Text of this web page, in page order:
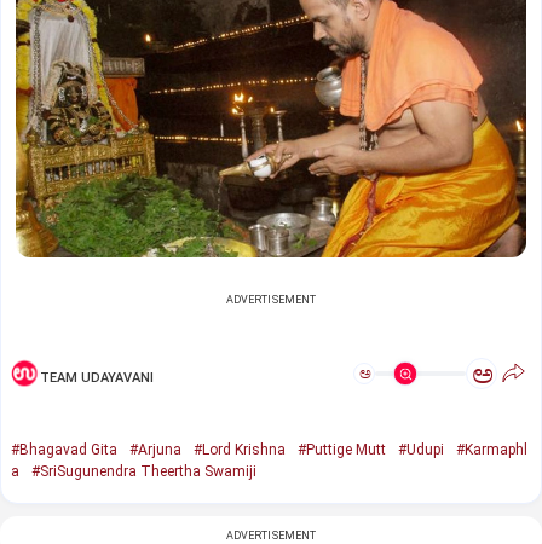
ADVERTISEMENT
TEAM UDAYAVANI ಅ ಅ
#Bhagavad Gita #Arjuna #Lord Krishna #Puttige Mutt #Udupi
#Karmaphl
a
#SriSugunendra Theertha Swamiji
ADVERTISEMENT